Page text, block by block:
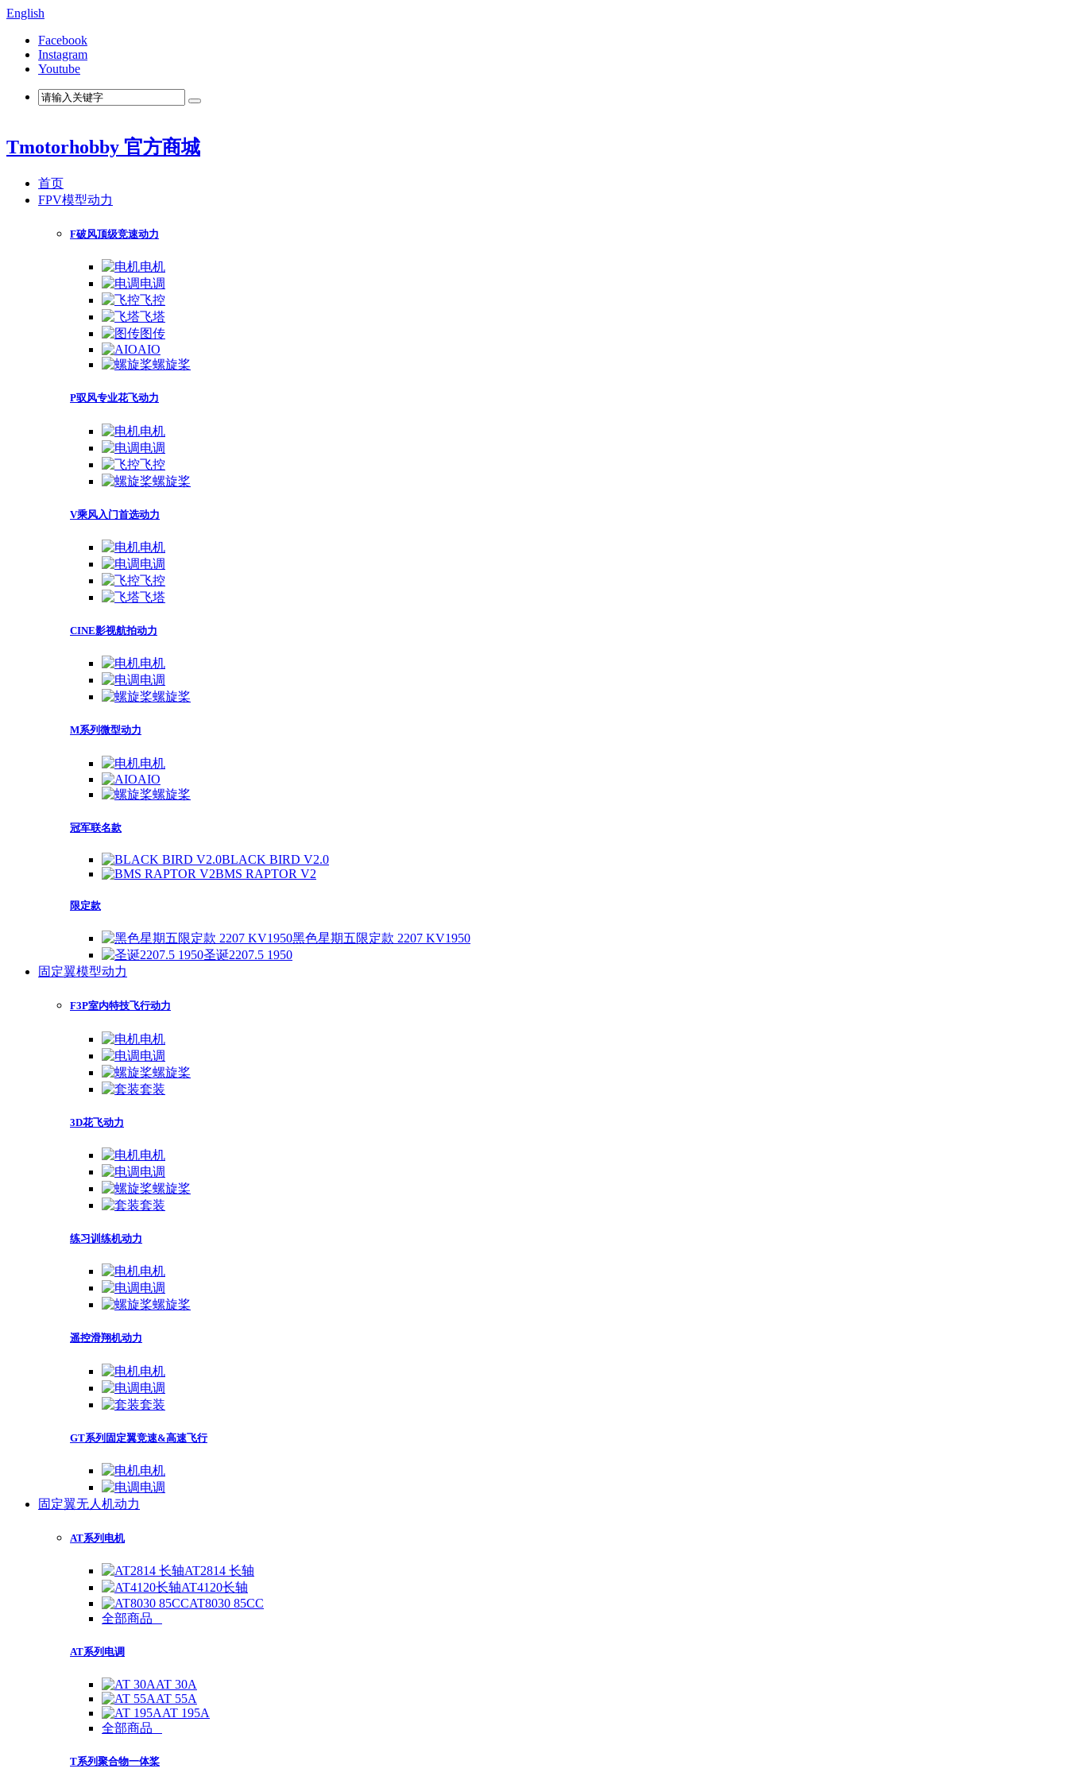
English
Facebook
Instagram
Youtube
Tmotorhobby 官方商城
首页
FPV模型动力
F破风顶级竞速动力
电机
电调
飞控
飞塔
图传
AIO
螺旋桨
P驭风专业花飞动力
电机
电调
飞控
螺旋桨
V乘风入门首选动力
电机
电调
飞控
飞塔
CINE影视航拍动力
电机
电调
螺旋桨
M系列微型动力
电机
AIO
螺旋桨
冠军联名款
BLACK BIRD V2.0
BMS RAPTOR V2
限定款
黑色星期五限定款 2207 KV1950
圣诞2207.5 1950
固定翼模型动力
F3P室内特技飞行动力
电机
电调
螺旋桨
套装
3D花飞动力
电机
电调
螺旋桨
套装
练习训练机动力
电机
电调
螺旋桨
遥控滑翔机动力
电机
电调
套装
GT系列固定翼竞速&高速飞行
电机
电调
固定翼无人机动力
AT系列电机
AT2814 长轴
AT4120长轴
AT8030 85CC
全部商品
AT系列电调
AT 30A
AT 55A
AT 195A
全部商品
T系列聚合物一体桨